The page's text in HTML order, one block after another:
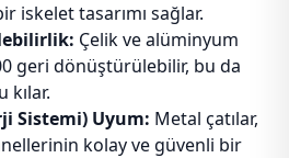
iskelet tasarımı sağlar.
Çelik ve alüminyum
geri dönüştürülebilir, bu da
kılar.
Sistemi) Uyum: Metal çatılar,
kolay ve güvenli bir